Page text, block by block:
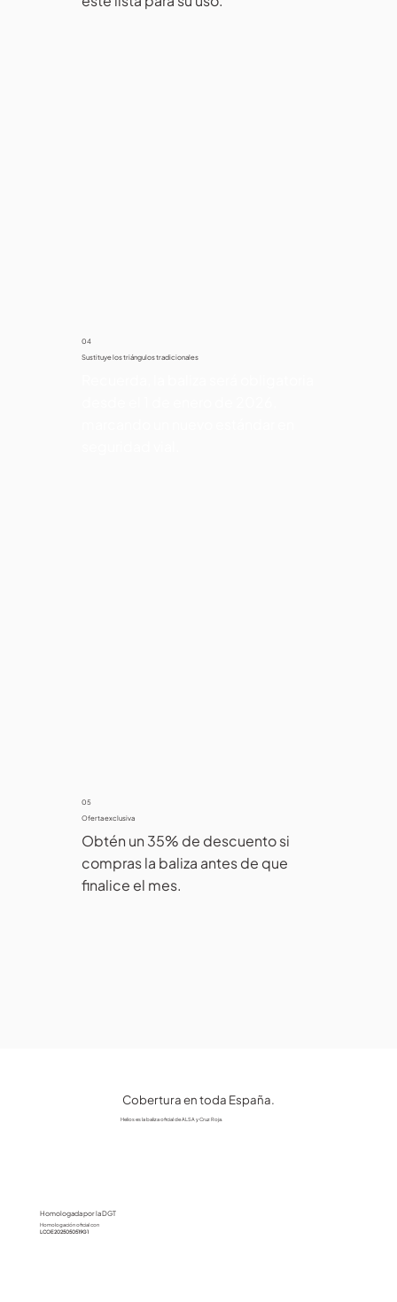
04
Sustituye los triángulos tradicionales
05
Obtén un 35% de descuento si
compras la baliza antes de que
finalice el mes.
Oferta exclusiva
Cobertura en toda España.
Helios es la baliza oficial de ALSA y Cruz Roja.
Homologada por la DGT
Homologación oficial con
LCOE 2025050519G1